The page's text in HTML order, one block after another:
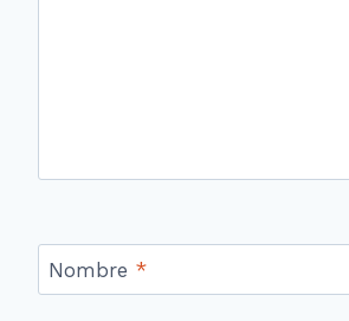
Nombre *